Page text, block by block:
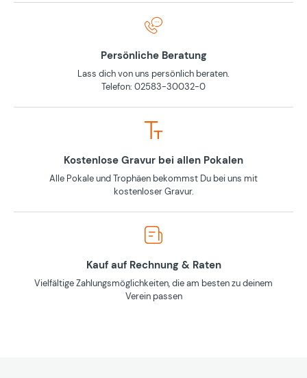
Persönliche Beratung
Lass dich von uns persönlich beraten.
Telefon: 02583-30032-0
Kostenlose Gravur bei allen Pokalen
Alle Pokale und Trophäen bekommst Du bei uns mit
kostenloser Gravur.
Kauf auf Rechnung & Raten
Vielfältige Zahlungsmöglichkeiten, die am besten zu deinem
Verein passen